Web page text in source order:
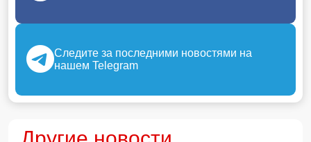
Следите за последними новостями на
нашем Telegram